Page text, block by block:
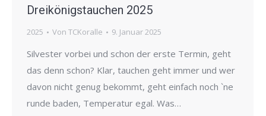
Dreikönigstauchen 2025
2025 Von TCKoralle 9. Januar 2025
Silvester vorbei und schon der erste Termin, geht
das denn schon? Klar, tauchen geht immer und wer
davon nicht genug bekommt, geht einfach noch `ne
runde baden, Temperatur egal. Was…